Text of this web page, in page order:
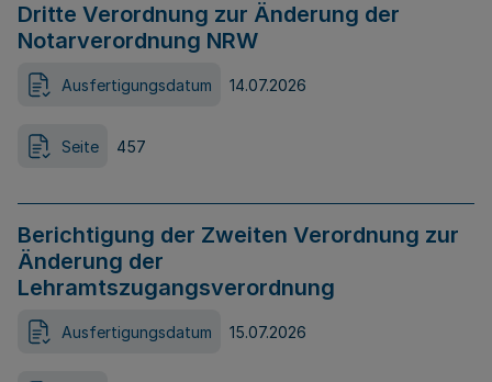
Dritte Verordnung zur Änderung der
Notarverordnung NRW
Ausfertigungsdatum 14.07.2026
Seite 457
Berichtigung der Zweiten Verordnung zur
Änderung der
Lehramtszugangsverordnung
Ausfertigungsdatum 15.07.2026